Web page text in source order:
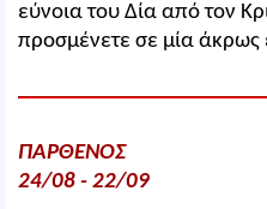
εύνοια του Δία από τον
προσμένετε σε μία
ΠΑΡΘΕΝΟΣ
24/08 - 22/09